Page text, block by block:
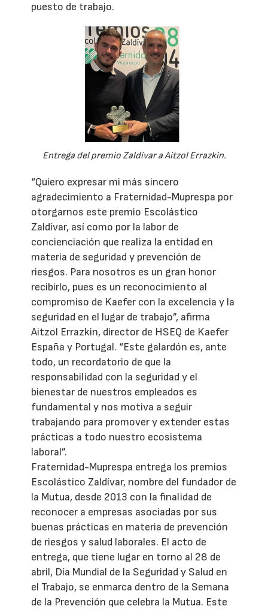
puesto de trabajo.
Entrega del premio Zaldivar a Aitzol Errazkin.
“Quiero expresar mi más sincero
agradecimiento a Fraternidad-Muprespa por
otorgarnos este premio Escolástico
Zaldívar, así como por la labor de
concienciación que realiza la entidad en
materia de seguridad y prevención de
riesgos. Para nosotros es un gran honor
recibirlo, pues es un reconocimiento al
compromiso de Kaefer con la excelencia y la
seguridad en el lugar de trabajo”, afirma
Aitzol Errazkin, director de HSEQ de Kaefer
España y Portugal. “Este galardón es, ante
todo, un recordatorio de que la
responsabilidad con la seguridad y el
bienestar de nuestros empleados es
fundamental y nos motiva a seguir
trabajando para promover y extender estas
prácticas a todo nuestro ecosistema
laboral”.
Fraternidad-Muprespa entrega los premios
Escolástico Zaldívar, nombre del fundador de
la Mutua, desde 2013 con la finalidad de
reconocer a empresas asociadas por sus
buenas prácticas en materia de prevención
de riesgos y salud laborales. El acto de
entrega, que tiene lugar en torno al 28 de
abril, Día Mundial de la Seguridad y Salud en
el Trabajo, se enmarca dentro de la Semana
de la Prevención que celebra la Mutua. Este